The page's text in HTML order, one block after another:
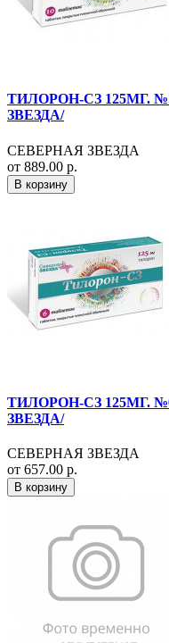
ТИЛОРОН-СЗ 125МГ.
ЗВЕЗДА/
СЕВЕРНАЯ ЗВЕЗДА
от 889.00 р.
В корзину
ТИЛОРОН-СЗ 125МГ.
ЗВЕЗДА/
СЕВЕРНАЯ ЗВЕЗДА
от 657.00 р.
В корзину